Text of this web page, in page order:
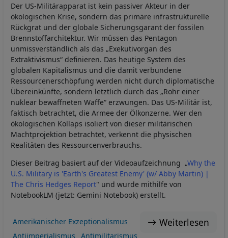
Der US-Militärapparat ist kein passiver Akteur in der
ökologischen Krise, sondern das primäre infrastrukturelle
Rückgrat und der globale Sicherungsgarant der fossilen
Brennstoffarchitektur. Wir müssen das Pentagon
unmissverständlich als das „Exekutivorgan des
Extraktivismus“ definieren. Das heutige System des
globalen Kapitalismus und die damit verbundene
Ressourcenerschöpfung werden nicht durch diplomatische
Übereinkünfte, sondern letztlich durch das „Rohr einer
nuklear bewaffneten Waffe“ erzwungen. Das US-Militär ist,
faktisch betrachtet, die Armee der Ölkonzerne. Wer den
ökologischen Kollaps isoliert von dieser militärischen
Machtprojektion betrachtet, verkennt die physischen
Realitäten des Ressourcenverbrauchs.
Dieser Beitrag basiert auf der Videoaufzeichnung „Why the
U.S. Military is 'Earth's Greatest Enemy' (w/ Abby Martin) |
The Chris Hedges Report" und wurde mithilfe von
NotebookLM (jetzt: Gemini Notebook) erstellt.
Weiterlesen
Amerikanischer Exzeptionalismus
Antiimperialismus
Antimilitarismus